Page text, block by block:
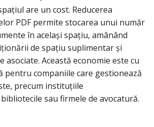
are un cost. Reducerea
PDF permite stocarea unui număr
în același spațiu, amânând
de spațiu suplimentar și
asociate. Această economie este cu
pentru companiile care gestionează
precum instituțiile
sau firmele de avocatură.